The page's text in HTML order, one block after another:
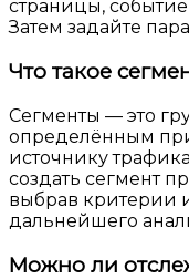
страницы,
Затем задайте
Что такое
Сегменты — это
определённым
источнику
создать сегмент
выбрав критерии
дальнейшего
Можно ли